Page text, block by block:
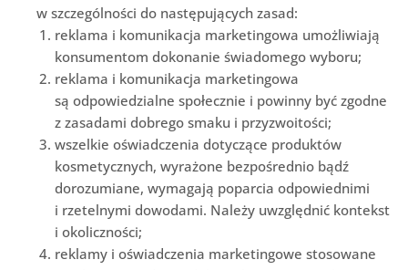
w szczególności do następujących zasad:
reklama i komunikacja marketingowa umożliwiają
konsumentom dokonanie świadomego wyboru;
reklama i komunikacja marketingowa
są odpowiedzialne społecznie i powinny być zgodne
z zasadami dobrego smaku i przyzwoitości;
wszelkie oświadczenia dotyczące produktów
kosmetycznych, wyrażone bezpośrednio bądź
dorozumiane, wymagają poparcia odpowiednimi
i rzetelnymi dowodami. Należy uwzględnić kontekst
i okoliczności;
reklamy i oświadczenia marketingowe stosowane